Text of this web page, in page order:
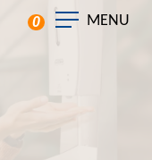
0 MENU